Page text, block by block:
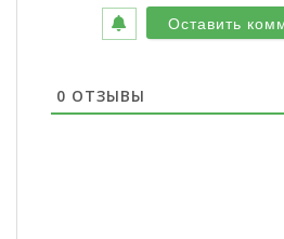
0 ОТЗЫВЫ